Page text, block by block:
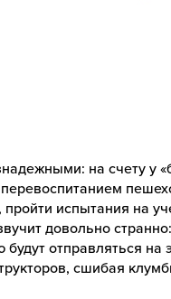
на счету у
испытания на
довольно
отправляться
сшибая